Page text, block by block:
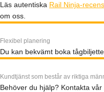
Läs autentiska Rail Ninja-
om oss.
Flexibel planering
Du kan bekvämt boka
Kundtjänst som består av riktiga
Behöver du hjälp? Kontakta